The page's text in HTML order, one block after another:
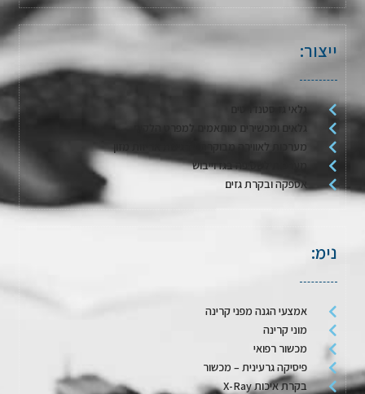
ייצור:
גלאי גז סטנדרטים
גלאים ומכשירים מותאמים למפרט הלקוח
מערכות לאווירה מבוקרת / דגימת אריזות מזון
מערכות לשטיפה בגז וייבוש
אספקה ובקרת גזים
נימ:
אמצעי הגנה מפני קרינה
מוני קרינה
מכשור רפואי
פיסיקה גרעינית – מכשור
בקרת איכות X-Ray